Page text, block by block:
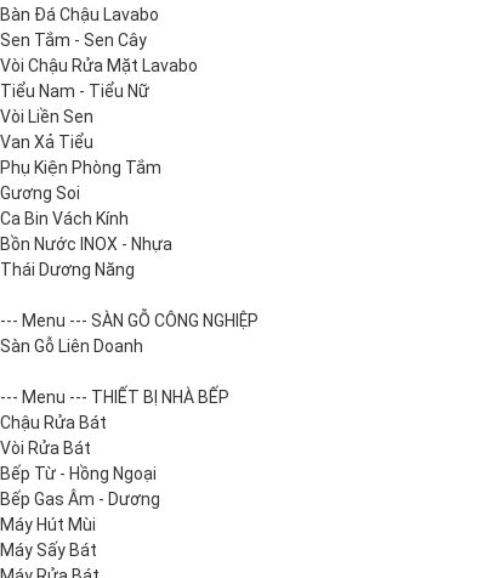
Bàn Đá Chậu Lavabo
Sen Tắm - Sen Cây
Vòi Chậu Rửa Mặt Lavabo
Tiểu Nam - Tiểu Nữ
Vòi Liền Sen
Van Xả Tiểu
Phụ Kiện Phòng Tắm
Gương Soi
Ca Bin Vách Kính
Bồn Nước INOX - Nhựa
Thái Dương Năng
--- Menu --- SÀN GỖ CÔNG NGHIỆP
Sàn Gỗ Liên Doanh
--- Menu --- THIẾT BỊ NHÀ BẾP
Chậu Rửa Bát
Vòi Rửa Bát
Bếp Từ - Hồng Ngoại
Bếp Gas Âm - Dương
Máy Hút Mùi
Máy Sấy Bát